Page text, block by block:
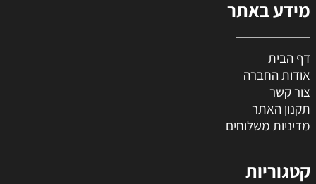
מידע באתר
דף הבית
אודות החברה
צור קשר
תקנון האתר
מדיניות משלוחים
קטגוריות